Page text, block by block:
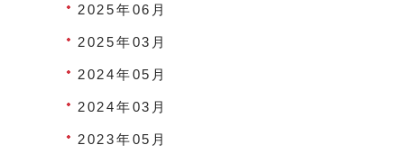
2025年06月
2025年03月
2024年05月
2024年03月
2023年05月